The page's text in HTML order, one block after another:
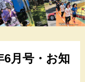
6月号・お知